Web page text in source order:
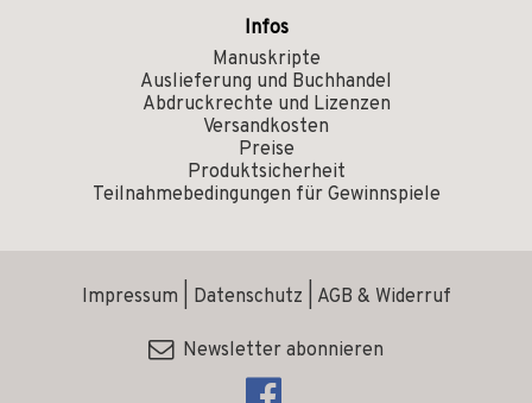
Infos
Manuskripte
Auslieferung und Buchhandel
Abdruckrechte und Lizenzen
Versandkosten
Preise
Produktsicherheit
Teilnahmebedingungen für Gewinnspiele
Impressum Datenschutz AGB & Widerruf
Newsletter abonnieren